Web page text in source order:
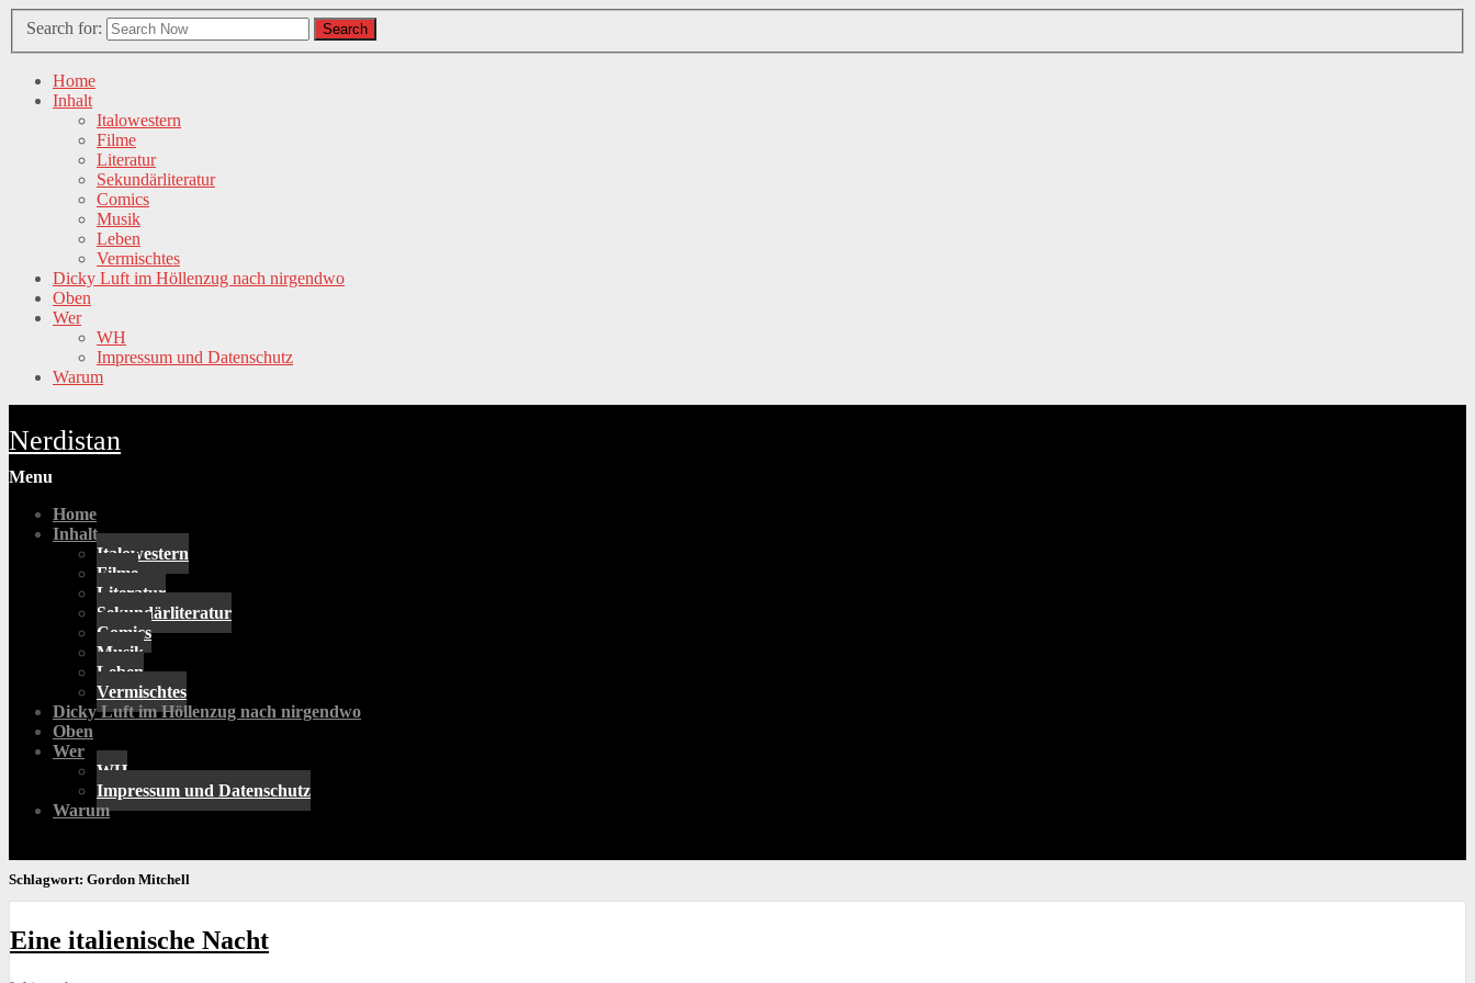
Search for: Search
Home
Inhalt
Italowestern
Filme
Literatur
Sekundärliteratur
Comics
Musik
Leben
Vermischtes
Dicky Luft im Höllenzug nach nirgendwo
Oben
Wer
WH
Impressum und Datenschutz
Warum
Nerdistan
Menu
Home
Inhalt
Italowestern
Filme
Literatur
Sekundärliteratur
Comics
Musik
Leben
Vermischtes
Dicky Luft im Höllenzug nach nirgendwo
Oben
Wer
WH
Impressum und Datenschutz
Warum
Schlagwort: Gordon Mitchell
Eine italienische Nacht